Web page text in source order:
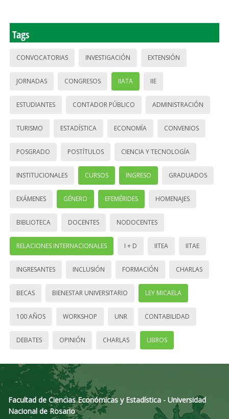
Tags
CONVOCATORIAS INVESTIGACIÓN EXTENSIÓN
JORNADAS CONGRESOS IIATA IIE
ESTUDIANTES CONTADOR PÚBLICO ADMINISTRACIÓN
TURISMO ESTADÍSTICA ECONOMÍA CONVENIOS
POSGRADO POSTÍTULOS CIENCIA Y TECNOLOGÍA
INSTITUCIONALES CURSOS INGRESO GRADUADOS
EXÁMENES GÉNERO EFEMÉRIDES HOMENAJES
BIBLIOTECA DOCENTES NODOCENTES
RELACIONES INTERNACIONALES I + D IITEA IITAE
INGRESANTES INCLUSIÓN FORMACIÓN CHARLAS
BECAS BIENESTAR UNIVERSITARIO LEY MICAELA
100 AÑOS WORKSHOP UNR CONTABILIDAD
DEBATES OPINIÓN CHARLAS LIBROS
Facultad de Ciencias Económicas y Estadística - Universidad
Nacional de Rosario